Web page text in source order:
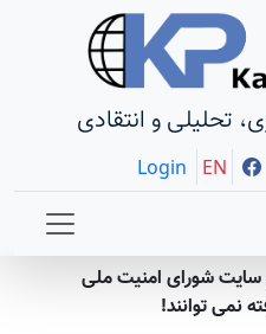
تحلیلی و انتقادی
Login EN
شورای امنیت ملی
نمی توانند!